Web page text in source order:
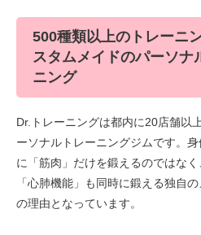
500種類以上のトレーニ
スタムメイドのパーソナ
ニング
Dr.トレーニングは都内に20店舗以
ーソナルトレーニングジムです。
に「筋肉」だけを鍛えるのではなく
「心肺機能」も同時に鍛える独自
の理由となっています。